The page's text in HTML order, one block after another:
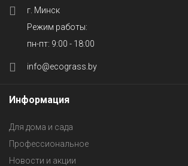
г. Минск
Режим работы:
пн-пт: 9:00 - 18:00
info@ecograss.by
Информация
Для дома и сада
Профессиональное
Новости и акции